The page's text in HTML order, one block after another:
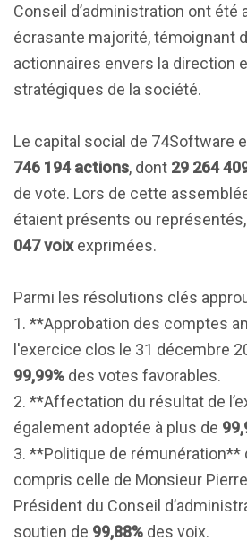
Conseil d’administration ont été
écrasante majorité, témoignant
actionnaires envers la direction
stratégiques de la société.
Le capital social de 74Software
746 194 actions, dont 29 264
de vote. Lors de cette
étaient présents ou
047 voixexprimées.
Parmi les résolutions clés
1. **Approbation des comptes
l'exercice clos le 31 décembre
99,99% des votes favorables.
2. **Affectation du résultat de
également adoptée à plus de
3. **Politique de rémunération**
compris celle de Monsieur
Président du Conseil
soutien de 99,88% des voix.